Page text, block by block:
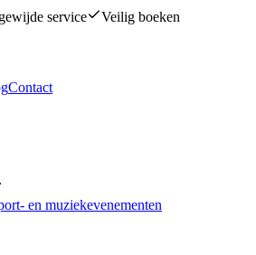
service
Veilig boeken
Contact
en muziekevenementen